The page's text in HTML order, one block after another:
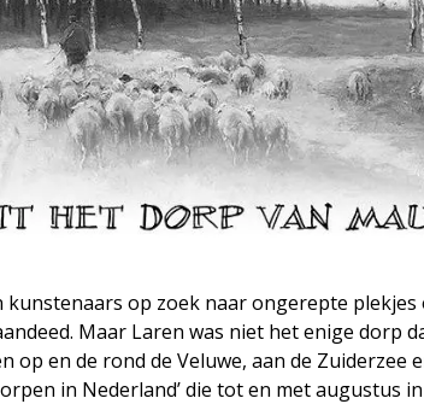
op zoek naar ongerepte plekjes
Maar Laren was niet het enige dorp
op en de rond de Veluwe, aan de Zuiderzee
in Nederland’ die tot en met augustus